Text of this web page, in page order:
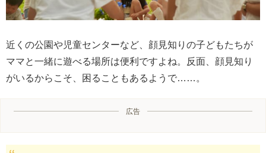
近くの公園や児童センターなど、顔見知りの子どもたちが
ママと一緒に遊べる場所は便利ですよね。反面、顔見知り
がいるからこそ、困ることもあるようで……。
広告